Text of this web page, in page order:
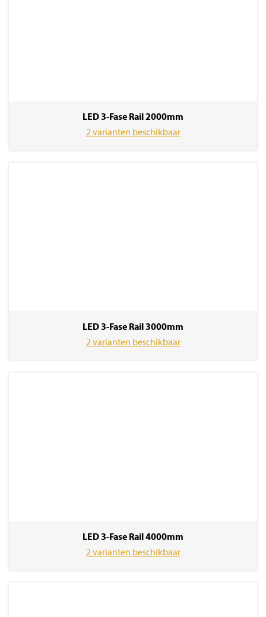
LED 3-Fase Rail 2000mm
2 varianten beschikbaar
LED 3-Fase Rail 3000mm
2 varianten beschikbaar
LED 3-Fase Rail 4000mm
2 varianten beschikbaar